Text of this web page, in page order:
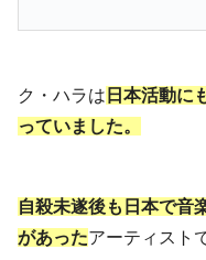
ク・ハラは 日本活動に
っていました。
自殺未遂後も日本で音
があったアーティスト